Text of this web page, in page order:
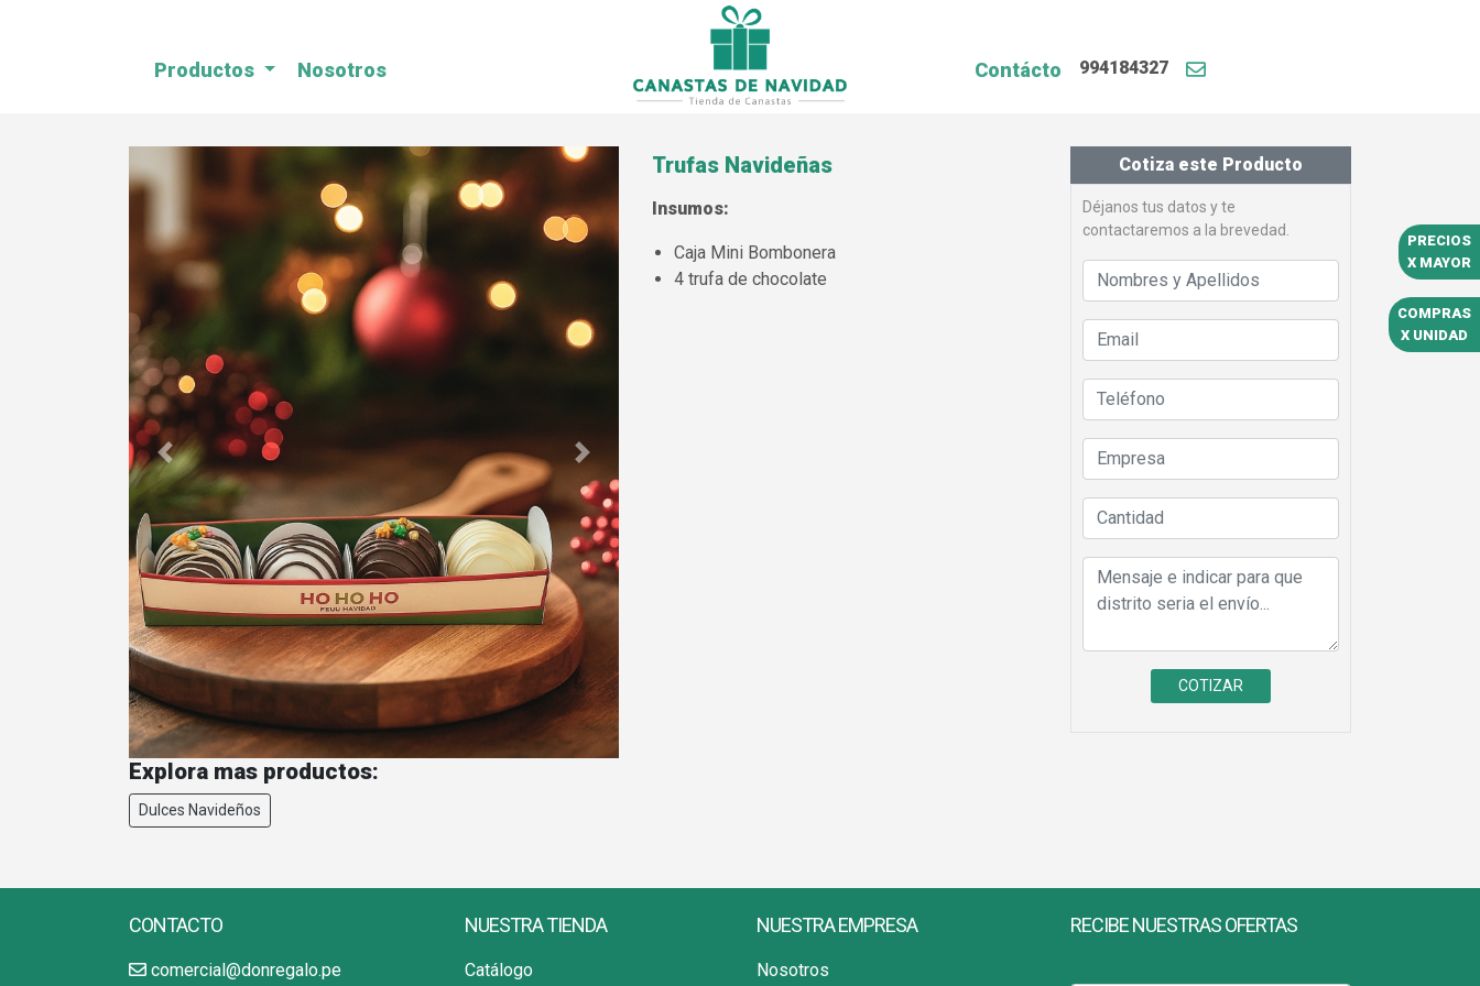
Productos Nosotros Contácto 994184327
PRECIOS
X MAYOR
COMPRAS
X UNIDAD
Previous Next
Trufas Navideñas
Insumos:
Caja Mini Bombonera
4 trufa de chocolate
Cotiza este Producto
Déjanos tus datos y te
contactaremos a la brevedad.
Explora mas productos:
Dulces Navideños
CONTACTO
comercial@donregalo.pe
NUESTRA TIENDA
Catálogo
NUESTRA EMPRESA
Nosotros
RECIBE NUESTRAS OFERTAS